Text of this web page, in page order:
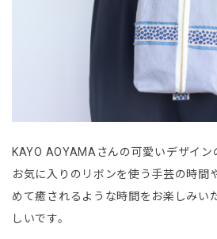
KAYO AOYAMAさんの可愛いデザイ
お気に入りのリボンを使う手芸の時間
めて癒されるような時間をお楽しみい
しいです。